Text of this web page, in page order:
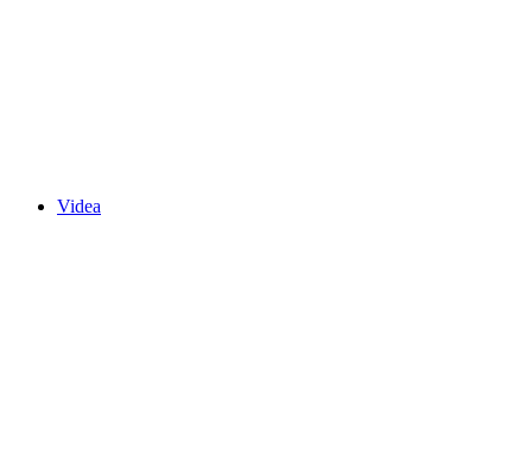
Videa